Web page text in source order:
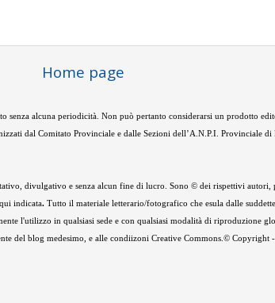
Home page
senza alcuna periodicità. Non può pertanto considerarsi un prodotto
dal Comitato Provinciale e dalle Sezioni dell’A.N.P.I. Provinciale di
divulgativo e senza alcun fine di lucro. Sono © dei rispettivi
indicata. Tutto il materiale letterario/fotografico che esula dalle
l'utilizzo in qualsiasi sede e con qualsiasi modalità di riproduzione
del blog medesimo, e alle condiizoni Creative Commons.©